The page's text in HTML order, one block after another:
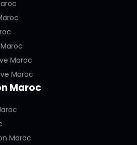
Maroc
Maroc
Maroc
Maroc